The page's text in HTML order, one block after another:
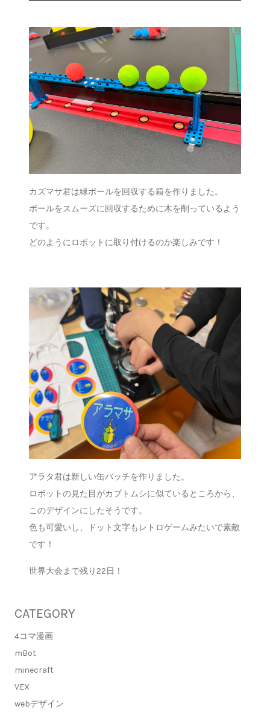
カズマサ君は緑ボールを回収する箱を作りました。
ボールをスムーズに回収するために木を削っているよう
です。
どのようにロボットに取り付けるのか楽しみです！
アラタ君は新しい缶バッチを作りました。
ロボットの見た目がカブトムシに似ているところから、
このデザインにしたそうです。
色も可愛いし、ドット文字もレトロゲームみたいで素敵
です！
世界大会まで残り22日！
CATEGORY
4コマ漫画
mBot
minecraft
VEX
webデザイン